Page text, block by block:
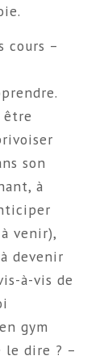
cours –
être
son
à
venir),
devenir
à-vis de
gym
le dire ? –